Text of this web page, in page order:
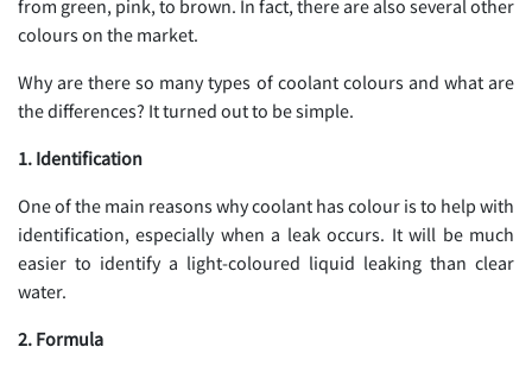
from green, pink, to brown. In fact, there are also several other
colours on the market.
Why are there so many types of coolant colours and what are
the differences? It turned out to be simple.
1. Identification
One of the main reasons why coolant has colour is to help with
identification, especially when a leak occurs. It will be much
easier to identify a light-coloured liquid leaking than clear
water.
2. Formula